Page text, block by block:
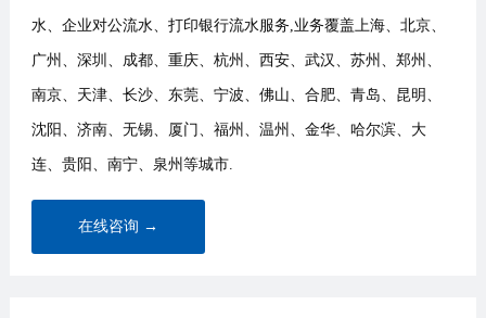
水、企业对公流水、打印银行流水服务,业务覆盖上海、北京、
广州、深圳、成都、重庆、杭州、西安、武汉、苏州、郑州、
南京、天津、长沙、东莞、宁波、佛山、合肥、青岛、昆明、
沈阳、济南、无锡、厦门、福州、温州、金华、哈尔滨、大
连、贵阳、南宁、泉州等城市.
在线咨询 →